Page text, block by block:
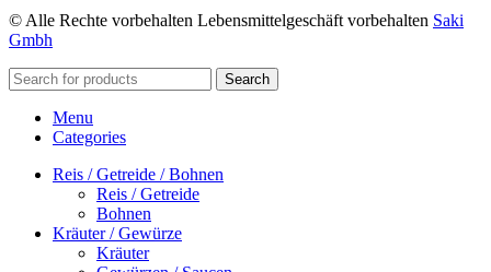
© Alle Rechte vorbehalten Lebensmittelgeschäft vorbehalten Saki
Gmbh
Search
Menu
Categories
Reis / Getreide / Bohnen
Reis / Getreide
Bohnen
Kräuter / Gewürze
Kräuter